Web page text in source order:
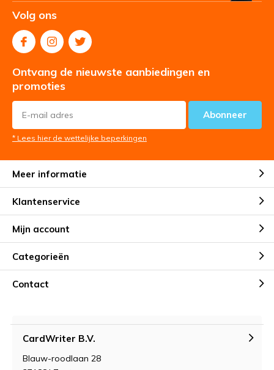
Volg ons
Ontvang de nieuwste aanbiedingen en
promoties
Abonneer
* Lees hier de wettelijke beperkingen
Meer informatie
Klantenservice
Mijn account
Categorieën
Contact
CardWriter B.V.
Blauw-roodlaan 28